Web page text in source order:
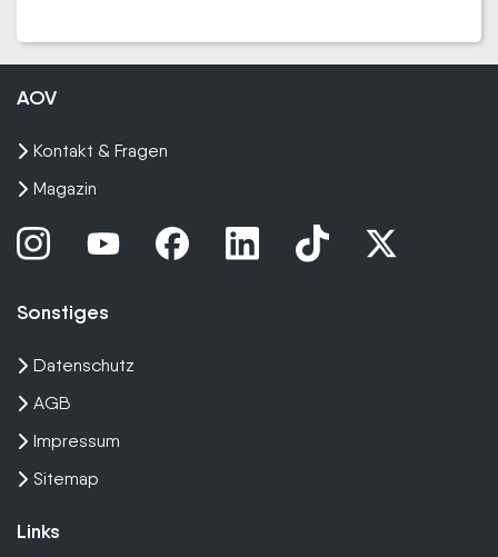
AOV
Kontakt & Fragen
Magazin
Sonstiges
Datenschutz
AGB
Impressum
Sitemap
Links